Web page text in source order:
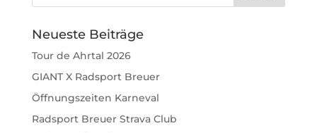
Neueste Beiträge
Tour de Ahrtal 2026
GIANT X Radsport Breuer
Öffnungszeiten Karneval
Radsport Breuer Strava Club